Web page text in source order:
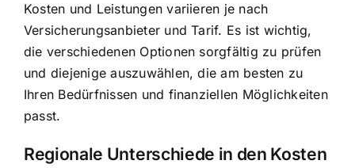
Kosten und Leistungen variieren je nach
Versicherungsanbieter und Tarif. Es ist wichtig,
die verschiedenen Optionen sorgfältig zu prüfen
und diejenige auszuwählen, die am besten zu
Ihren Bedürfnissen und finanziellen Möglichkeiten
passt.
Regionale Unterschiede in den Kosten